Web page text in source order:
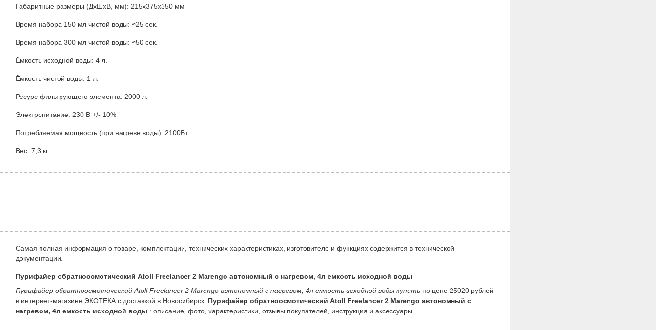
Габаритные размеры (ДхШхВ, мм): 215х375х350 мм
Время набора 150 мл чистой воды: ≈25 сек.
Время набора 300 мл чистой воды: ≈50 сек.
Ёмкость исходной воды: 4 л.
Ёмкость чистой воды: 1 л.
Ресурс фильтрующего элемента: 2000 л.
Электропитание: 230 В +/- 10%
Потребляемая мощность (при нагреве воды): 2100Вт
Вес: 7,3 кг
Самая полная информация о товаре, комплектации, технических характеристиках, изготовителе и функциях содержится в технической
документации.
Пурифайер обратноосмотический Atoll Freelancer 2 Marengo автономный с нагревом, 4л емкость исходной воды
Пурифайер обратноосмотический Atoll Freelancer 2 Marengo автономный с нагревом, 4л емкость исходной воды купить по цене 25020 рублей
в интернет-магазине ЭКОТЕКА с доставкой в Новосибирск. Пурифайер обратноосмотический Atoll Freelancer 2 Marengo автономный с
нагревом, 4л емкость исходной воды : описание, фото, характеристики, отзывы покупателей, инструкция и аксессуары.